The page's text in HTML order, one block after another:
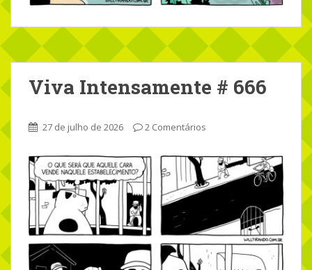
Viva Intensamente # 666
27 de julho de 2026 2 Comentários